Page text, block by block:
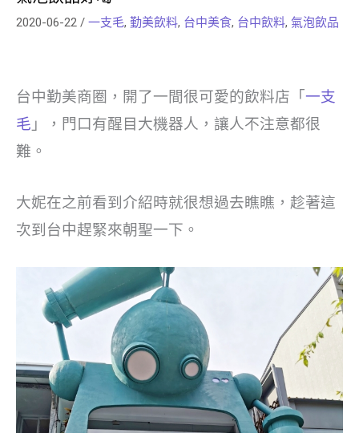
2020-06-22 / 一支毛, 勤美飲料, 台中美食, 台中飲料, 氣泡飲品
台中勤美商圈，開了一間很可愛的飲料店「一支
毛 」，門口有醒目大機器人，讓人不注意都很
難。
大妮在之前看到介紹時就很想過去瞧瞧，趁著這
次到台中趕緊來朝聖一下。